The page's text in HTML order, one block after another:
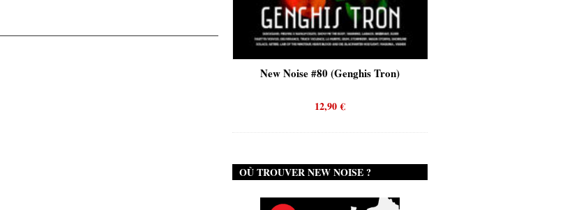
New Noise #80 (Genghis Tron)
12,90€
OÙ TROUVER NEW NOISE ?